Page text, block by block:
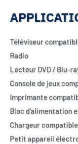
Téléviseur
Radio
Lecteur DVD / Blu-
Console de jeux
Imprimante
Bloc d’alimentation
Chargeur compatible
Petit appareil